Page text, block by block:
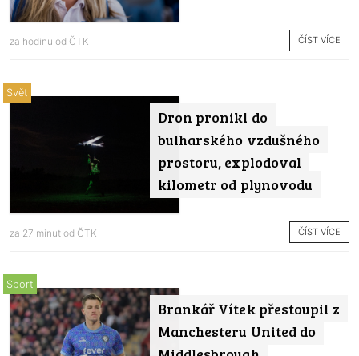
za hodinu od ČTK ČÍST VÍCE
Dron pronikl do
bulharského vzdušného
prostoru, explodoval
kilometr od plynovodu
Svět
za 27 minut od ČTK ČÍST VÍCE
Brankář Vítek přestoupil z
Manchesteru United do
Sport